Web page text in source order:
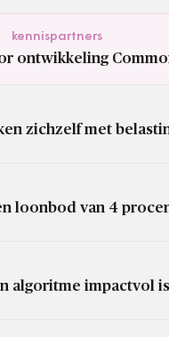
kennispartners
ontwikkeling
zichzelf met
loonbod van 4
algoritme impactvol